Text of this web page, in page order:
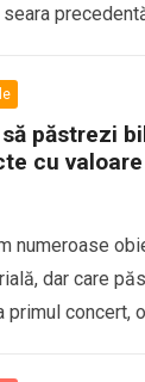
păstrezi
cu
numeroase
dar care
primul concert,